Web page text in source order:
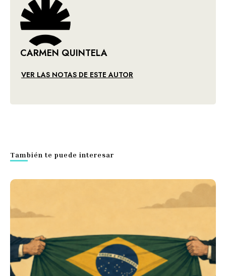
CARMEN QUINTELA
VER LAS NOTAS DE ESTE AUTOR
También te puede interesar